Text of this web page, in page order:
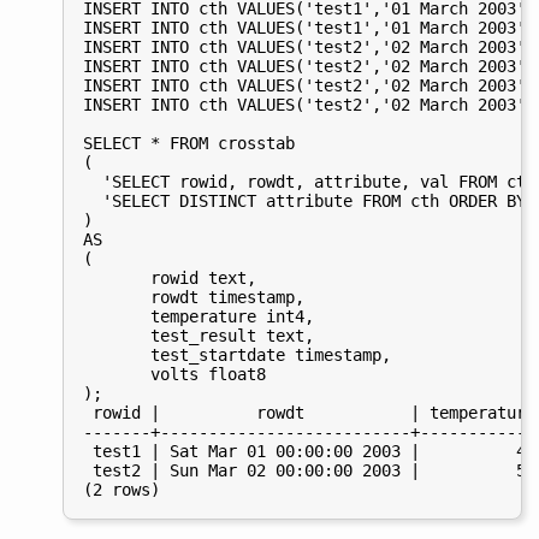
INSERT INTO cth VALUES('test1','01 March
INSERT INTO cth VALUES('test1','01 March
INSERT INTO cth VALUES('test2','02 March
INSERT INTO cth VALUES('test2','02 March
INSERT INTO cth VALUES('test2','02 March
INSERT INTO cth VALUES('test2','02 March
SELECT * FROM crosstab
(
'SELECT rowid, rowdt, attribute, val FROM
'SELECT DISTINCT attribute FROM cth ORDER BY
)
AS
(
       rowid text,
       rowdt timestamp,
       temperature int4,
       test_result text,
       test_startdate timestamp,
       volts float8
);
rowid |          rowdt           |
-------+--------------------------
test1 | Sat Mar 01 00:00:00 2003 |
test2 | Sun Mar 02 00:00:00 2003 |